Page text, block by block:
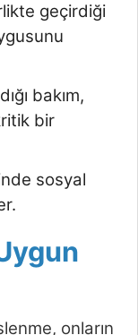
geçirdiği
bakım,
bir
sosyal
onların